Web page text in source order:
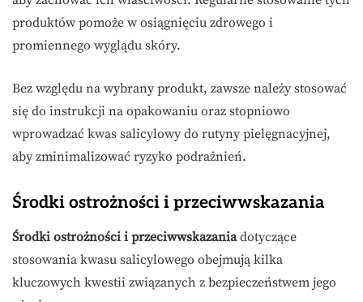
produktów pomoże w osiągnięciu zdrowego i
promiennego wyglądu skóry.
Bez względu na wybrany produkt, zawsze należy stosować
się do instrukcji na opakowaniu oraz stopniowo
wprowadzać kwas salicylowy do rutyny pielęgnacyjnej,
aby zminimalizować ryzyko podrażnień.
Środki ostrożności i przeciwwskazania
Środki ostrożności i przeciwwskazaniadotyczące
stosowania kwasu salicylowego obejmują kilka
kluczowych kwestii związanych z bezpieczeństwem jego